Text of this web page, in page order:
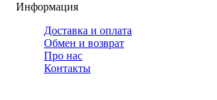
Информация
Доставка и оплата
Обмен и возврат
Про нас
Контакты